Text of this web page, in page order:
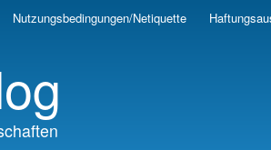
Skip
Nutzungsbedingungen/Netiquette